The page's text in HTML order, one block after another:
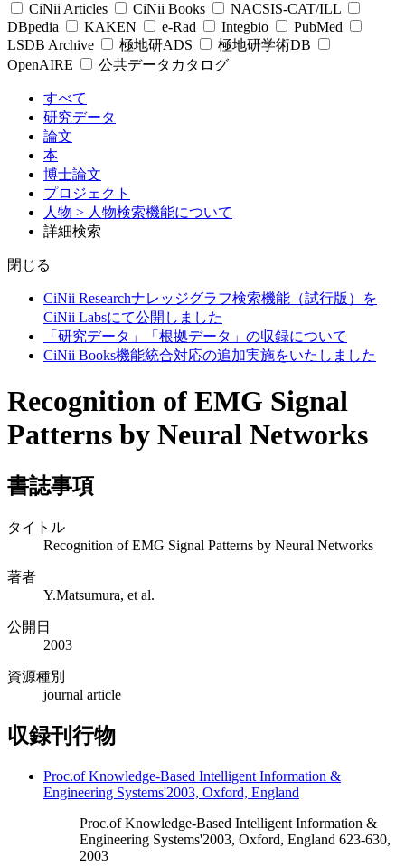
CiNii Articles
CiNii Books
NACSIS-CAT/ILL
DBpedia
KAKEN e-Rad Integbio
PubMed
LSDB Archive
極地研ADS
極地研学術DB
OpenAIRE
公共データカタログ
すべて
研究データ
論文
本
博士論文
プロジェクト
人物 > 人物検索機能について
詳細検索
閉じる
CiNii Researchナレッジグラフ検索機能（試行版）を
CiNii Labsにて公開しました
「研究データ」「根拠データ」の収録について
CiNii Books機能統合対応の追加実施をいたしました
Recognition of EMG Signal
Patterns by Neural Networks
書誌事項
タイトル
Recognition of EMG Signal Patterns by Neural Networks
著者
Y.Matsumura, et al.
公開日
2003
資源種別
journal article
収録刊行物
Proc.of Knowledge-Based Intelligent Information &
Engineering Systems'2003, Oxford, England
Proc.of Knowledge-Based Intelligent Information &
Engineering Systems'2003, Oxford, England 623-630,
2003